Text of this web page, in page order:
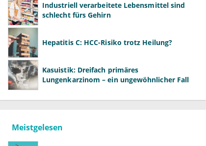
Industriell verarbeitete Lebensmittel sind
schlecht fürs Gehirn
Hepatitis C: HCC-Risiko trotz Heilung?
Kasuistik: Dreifach primäres
Lungenkarzinom – ein ungewöhnlicher Fall
Meistgelesen